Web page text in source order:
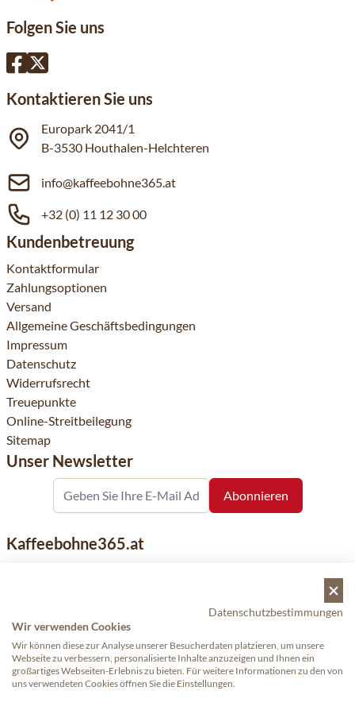
Folgen Sie uns
Kontaktieren Sie uns
Europark 2041/1
B-3530 Houthalen-Helchteren
info@kaffeebohne365.at
+32 (0) 11 12 30 00
Kundenbetreuung
Kontaktformular
Zahlungsoptionen
Versand
Allgemeine Geschäftsbedingungen
Impressum
Datenschutz
Widerrufsrecht
Treuepunkte
Online-Streitbeilegung
Sitemap
Unser Newsletter
Kaffeebohne365.at
bekannter nationaler und internationaler Marken ist eine
unserer Spezialitäten. Qualität und Kundenservice stehen
dabei an erster Stelle.
Datenschutzbestimmungen
Wir verwenden Cookies
Wir können diese zur Analyse unserer Besucherdaten platzieren, um unsere
Webseite zu verbessern, personalisierte Inhalte anzuzeigen und Ihnen ein
großartiges Webseiten-Erlebnis zu bieten. Für weitere Informationen zu den von
uns verwendeten Cookies öffnen Sie die Einstellungen.